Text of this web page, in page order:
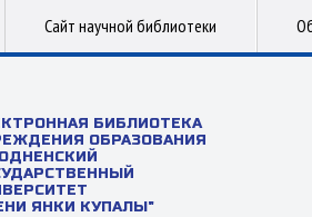
Сайт научной библиотеки
БИБЛИОТЕКА
ОБРАЗОВАНИЯ
ЯНКИ КУПАЛЫ"